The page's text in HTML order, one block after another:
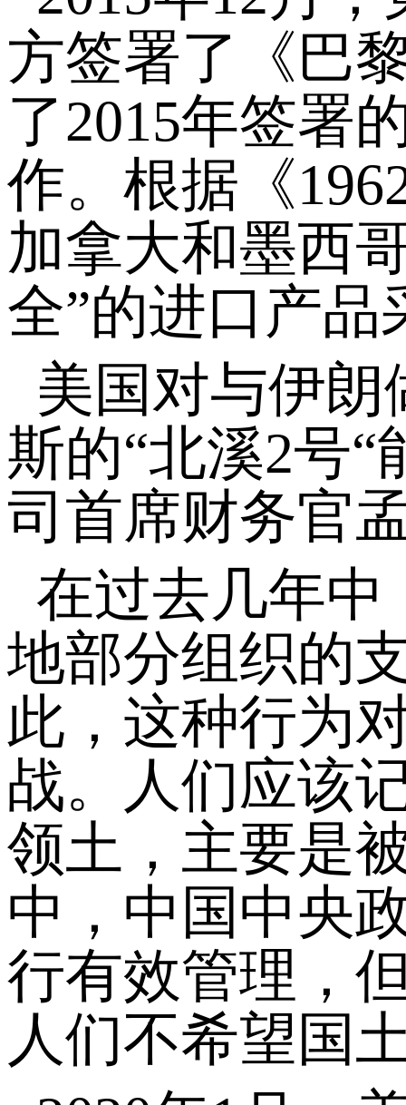
方签署了《巴
了2015年签署
作。根据《
加拿大和墨西
全”的进口产
美国对与伊
斯的“北溪2号
司首席财务官
在过去几年中
地部分组织的
此，这种行为
战。人们应该
领土，主要是
中，中国中央
行有效管理，
人们不希望国